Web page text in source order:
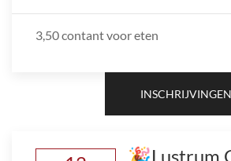
3,50 contant voor eten
🎉Lustrum